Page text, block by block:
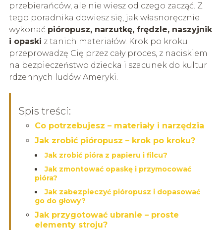
przebierańców, ale nie wiesz od czego zacząć. Z
tego poradnika dowiesz się, jak własnoręcznie
wykonać pióropusz, narzutkę, frędzle, naszyjnik
i opaski z tanich materiałów. Krok po kroku
przeprowadzę Cię przez cały proces, z naciskiem
na bezpieczeństwo dziecka i szacunek do kultur
rdzennych ludów Ameryki.
Spis treści:
Co potrzebujesz – materiały i narzędzia
Jak zrobić pióropusz – krok po kroku?
Jak zrobić pióra z papieru i filcu?
Jak zmontować opaskę i przymocować
pióra?
Jak zabezpieczyć pióropusz i dopasować
go do głowy?
Jak przygotować ubranie – proste
elementy stroju?